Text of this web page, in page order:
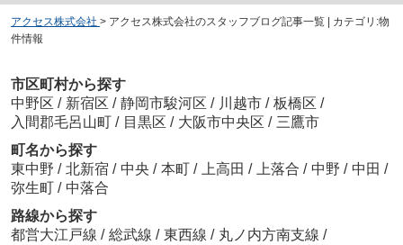
アクセス株式会社 > アクセス株式会社のスタッフブログ記事一覧 | カテゴリ:物
件情報
市区町村から探す
中野区 / 新宿区 / 静岡市駿河区 / 川越市 / 板橋区 /
入間郡毛呂山町 / 目黒区 / 大阪市中央区 / 三鷹市
町名から探す
東中野 / 北新宿 / 中央 / 本町 / 上高田 / 上落合 / 中野 / 中田 /
弥生町 / 中落合
路線から探す
都営大江戸線 / 総武線 / 東西線 / 丸ノ内方南支線 /